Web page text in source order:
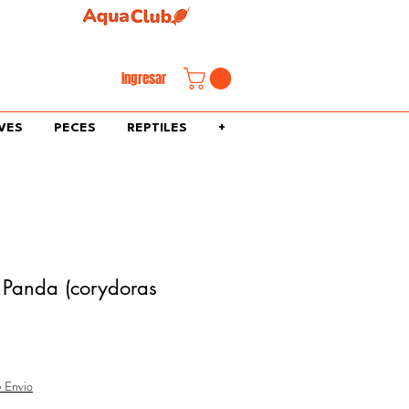
Ingresar
PECES REPTILES +
(corydoras
Envio